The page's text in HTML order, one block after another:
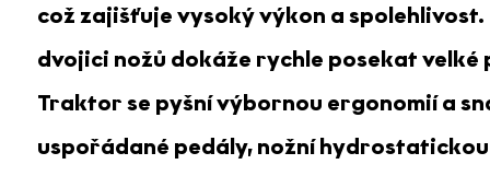
což zajišťuje vysoký výkon a
dvojici nožů dokáže rychle posekat velké
Traktor se pyšní výbornou ergonomií a
uspořádané pedály, nožní